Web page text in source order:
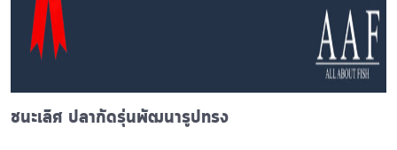
ชนะเลิศ ปลากัดรุ่นพัฒนารูปทรง